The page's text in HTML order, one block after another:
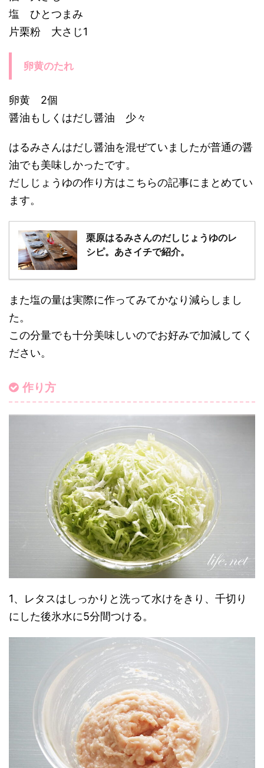
塩 ひとつまみ
片栗粉 大さじ1
卵黄のたれ
卵黄 2個
醤油もしくはだし醤油 少々
はるみさんはだし醤油を混ぜていましたが普通の醤
油でも美味しかったです。
だしじょうゆの作り方はこちらの記事にまとめてい
ます。
栗原はるみさんのだしじょうゆのレ
シピ。あさイチで紹介。
また塩の量は実際に作ってみてかなり減らしまし
た。
この分量でも十分美味しいのでお好みで加減してく
ださい。
作り方
1、レタスはしっかりと洗って水けをきり、千切り
にした後氷水に5分間つける。